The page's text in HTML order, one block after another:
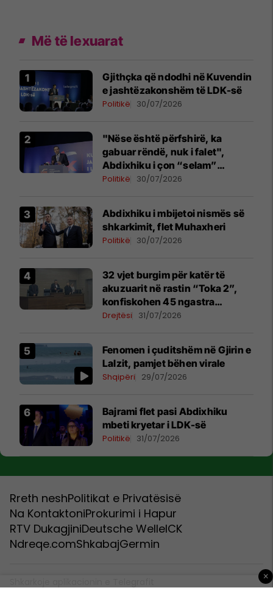
Më të lexuarat
Gjithçka që ndodhi në Kuvendin
e jashtëzakonshëm të LDK-së
Politikë 30/07/2026
"Nëse është përfshirë, ka
gabuar rëndë, nuk i falet",
Abdixhiku i çon “selam”
Përparim Ramës
Politikë 30/07/2026
Abdixhiku i mbijetoi nismës së
shkarkimit, flet Muhaxheri
Politikë 30/07/2026
32 vjet burgim për katër të
akuzuarit në rastin “Toka 2”,
konfiskohen 45 ngastra
kadastrale
Drejtësi 31/07/2026
Fenomen i çuditshëm në Gjirin e
Lalzit, pamjet bëhen virale
Shqipëri 29/07/2026
Bajrami flet pasi Abdixhiku
mbeti kryetar i LDK-së
Politikë 31/07/2026
Rreth neshPolitikat e Privatësisë
Na KontaktoniProkurimi i Hapur
RTV DukagjiniDeutsche WelleICK
Ndreqe.comShkabajGermin
×